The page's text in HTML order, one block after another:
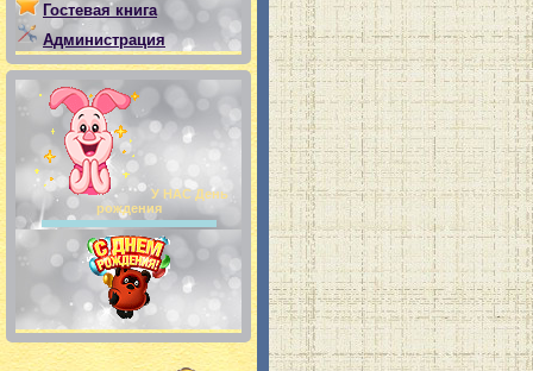
Гостевая книга
Администрация
У НАС День
рождения